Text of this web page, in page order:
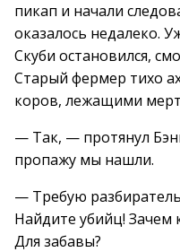
пикап и начали
оказалось недалеко.
Скуби остановился,
Старый фермер тихо
коров, лежащими
— Так, — протянул
пропажу мы нашли.
— Требую
Найдите убийц! Зачем
Для забавы?